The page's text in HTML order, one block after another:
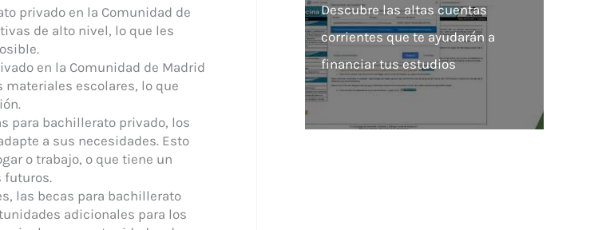
privado en la Comunidad de
de alto nivel, lo que les
en la Comunidad de Madrid
escolares, lo que
para bachillerato privado, los
a sus necesidades. Esto
o trabajo, o que tiene un
futuros.
las becas para bachillerato
adicionales para los
Descubre las altas cuentas
corrientes que te ayudarán a
financiar tus estudios